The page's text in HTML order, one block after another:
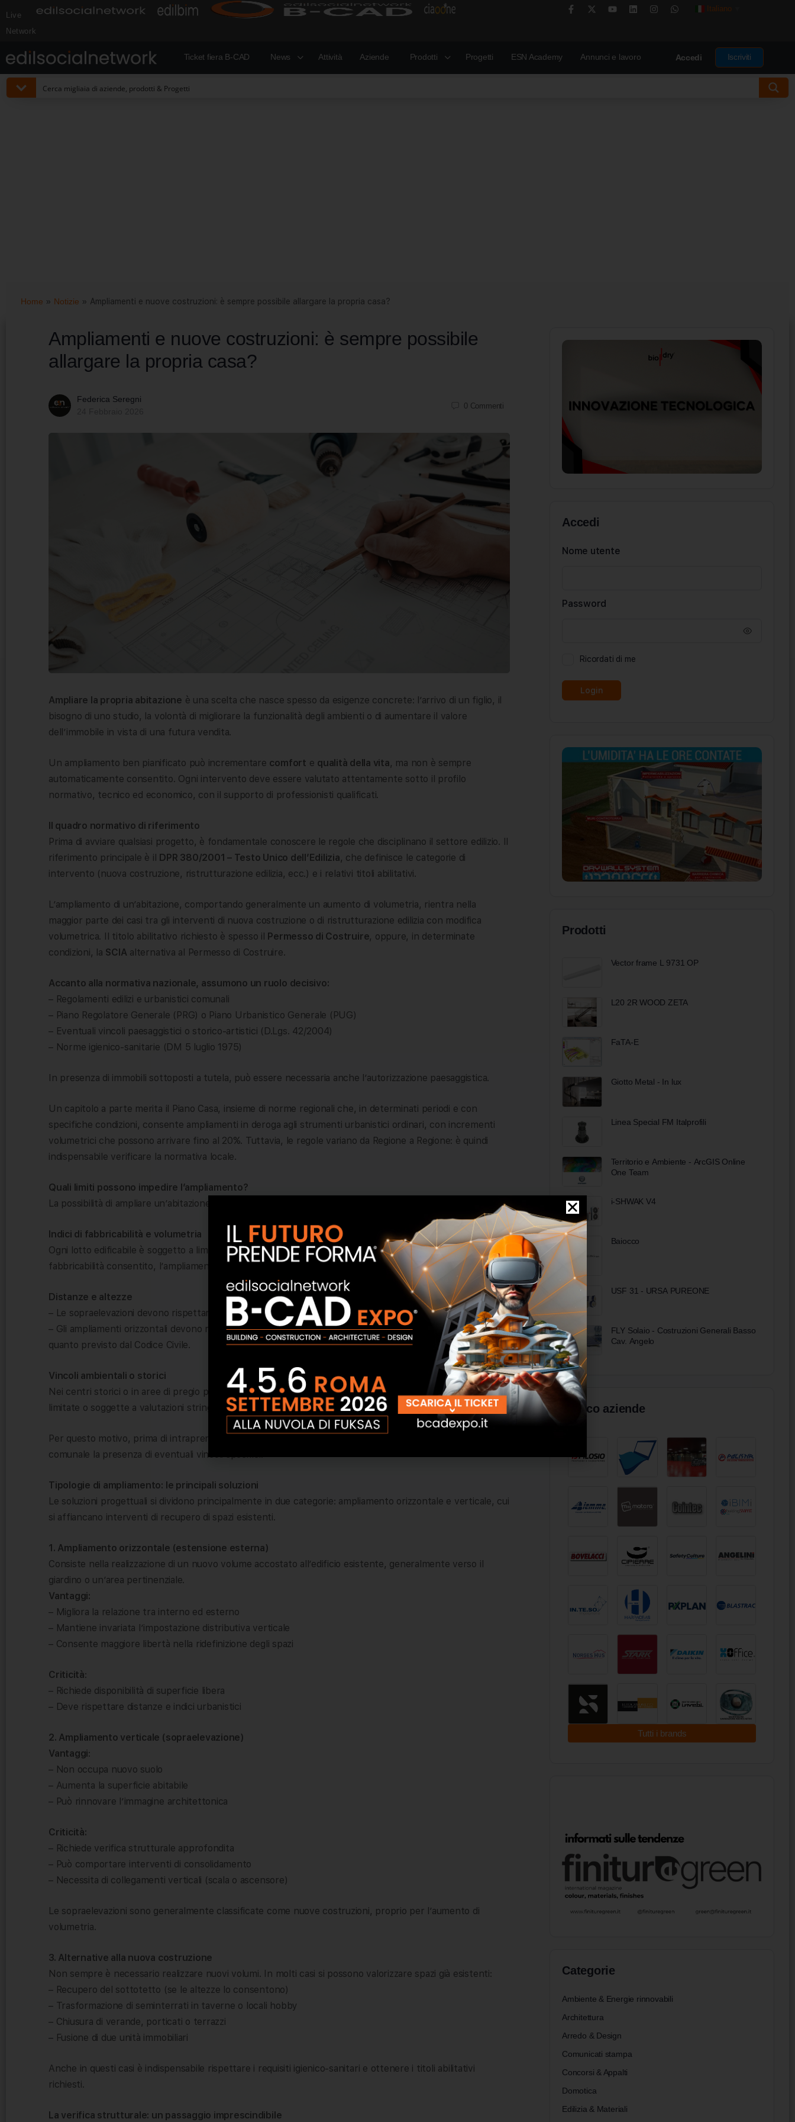
Live
Network
Italiano
Ticket fiera B-CAD News Attività Aziende Prodotti Progetti ESN Academy Annunci e lavoro Accedi Iscriviti
Home » Notizie » Ampliamenti e nuove costruzioni: è sempre possibile allargare la propria casa?
Ampliamenti e nuove costruzioni: è sempre possibile
allargare la propria casa?
Federica Seregni
0 Commenti
Ampliare la propria abitazione è una scelta che nasce spesso da esigenze concrete: l’arrivo di un figlio, il
bisogno di uno studio, la volontà di migliorare la funzionalità degli ambienti o di aumentare il valore
dell’immobile in vista di una futura vendita.
Un ampliamento ben pianificato può incrementare comfort e qualità della vita, ma non è sempre
automaticamente consentito. Ogni intervento deve essere valutato attentamente sotto il profilo
normativo, tecnico ed economico, con il supporto di professionisti qualificati.
Il quadro normativo di riferimento
Prima di avviare qualsiasi progetto, è fondamentale conoscere le regole che disciplinano il settore edilizio. Il
riferimento principale è il DPR 380/2001 – Testo Unico dell’Edilizia, che definisce le categorie di
intervento (nuova costruzione, ristrutturazione edilizia, ecc.) e i relativi titoli abilitativi.
L’ampliamento di un’abitazione, comportando generalmente un aumento di volumetria, rientra nella
maggior parte dei casi tra gli interventi di nuova costruzione o di ristrutturazione edilizia con modifica
volumetrica. Il titolo abilitativo richiesto è spesso il Permesso di Costruire, oppure, in determinate
condizioni, la SCIA alternativa al Permesso di Costruire.
Accanto alla normativa nazionale, assumono un ruolo decisivo:
– Regolamenti edilizi e urbanistici comunali
– Piano Regolatore Generale (PRG) o Piano Urbanistico Generale (PUG)
– Eventuali vincoli paesaggistici o storico-artistici (D.Lgs. 42/2004)
– Norme igienico-sanitarie (DM 5 luglio 1975)
In presenza di immobili sottoposti a tutela, può essere necessaria anche l’autorizzazione paesaggistica.
Un capitolo a parte merita il Piano Casa, insieme di norme regionali che, in determinati periodi e con
specifiche condizioni, consente ampliamenti in deroga agli strumenti urbanistici ordinari, con incrementi
volumetrici che possono arrivare fino al 20%. Tuttavia, le regole variano da Regione a Regione: è quindi
indispensabile verificare la normativa locale.
Quali limiti possono impedire l’ampliamento?
La possibilità di ampliare un’abitazione dipende da diversi fattori.
Indici di fabbricabilità e volumetria
Ogni lotto edificabile è soggetto a limiti di volumetria massima. Se l’edificio ha già raggiunto l’indice di
fabbricabilità consentito, l’ampliamento potrebbe non essere ammesso.
Distanze e altezze
– Le sopraelevazioni devono rispettare le altezze massime previste rispetto al piano stradale.
– Gli ampliamenti orizzontali devono rispettare le distanze dai confini e dagli altri fabbricati, anche secondo
quanto previsto dal Codice Civile.
Vincoli ambientali o storici
Nei centri storici o in aree di pregio paesaggistico, le possibilità di intervento possono essere fortemente
limitate o soggette a valutazioni stringenti.
Per questo motivo, prima di intraprendere qualsiasi iniziativa, è essenziale verificare presso l’ufficio tecnico
comunale la presenza di eventuali vincoli specifici.
Tipologie di ampliamento: le principali soluzioni
Le soluzioni progettuali si dividono principalmente in due categorie: ampliamento orizzontale e verticale, cui
si affiancano interventi di recupero di spazi esistenti.
1. Ampliamento orizzontale (estensione esterna)
Consiste nella realizzazione di un nuovo volume accostato all’edificio esistente, generalmente verso il
giardino o un’area pertinenziale.
Vantaggi:
– Migliora la relazione tra interno ed esterno
– Mantiene invariata l’impostazione distributiva verticale
– Consente maggiore libertà nella ridefinizione degli spazi
Criticità:
– Richiede disponibilità di superficie libera
– Deve rispettare distanze e indici urbanistici
2. Ampliamento verticale (sopraelevazione)
Vantaggi:
– Non occupa nuovo suolo
– Aumenta la superficie abitabile
– Può rinnovare l’immagine architettonica
Criticità:
– Richiede verifica strutturale approfondita
– Può comportare interventi di consolidamento
– Necessita di collegamenti verticali (scala o ascensore)
Le sopraelevazioni sono generalmente classificate come nuove costruzioni, proprio per l’aumento di
volumetria.
3. Alternative alla nuova costruzione
Non sempre è necessario realizzare nuovi volumi. In molti casi si possono valorizzare spazi già esistenti:
– Recupero del sottotetto (se le altezze lo consentono)
– Trasformazione di seminterrati in taverne o locali hobby
– Chiusura di verande, porticati o terrazzi
– Fusione di due unità immobiliari
Anche in questi casi è indispensabile rispettare i requisiti igienico-sanitari e ottenere i titoli abilitativi
richiesti.
La verifica strutturale: un passaggio imprescindibile
Accedi
Nome utente
Password
Ricordati di me
Prodotti
Vector frame L 9731 OP
L20 2R WOOD ZETA
FaTA-E
Giotto Metal - In lux
Linea Special FM Italprofili
Territorio e Ambiente - ArcGIS Online
One Team
i-SHWAK V4
Baiocco
USF 31 - URSA PUREONE
FLY Solaio - Costruzioni Generali Basso
Cav. Angelo
Elenco aziende
Tutti i brands
Categorie
Ambiente & Energie rinnovabili
Architettura
Arredo & Design
Comunicati stampa
Concorsi & Appalti
Domotica
Edilizia & Materiali